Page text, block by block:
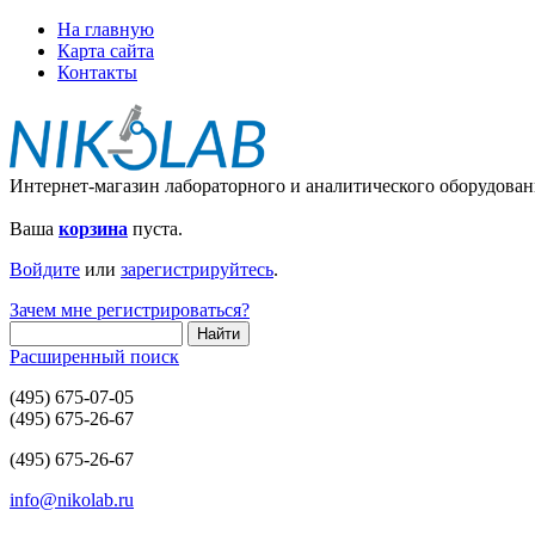
На главную
Карта сайта
Контакты
Интернет-магазин лабораторного и аналитического
Ваша корзина пуста.
Войдите или зарегистрируйтесь.
Зачем мне регистрироваться?
Расширенный поиск
(495) 675-07-05
(495) 675-26-67
(495) 675-26-67
info@nikolab.ru